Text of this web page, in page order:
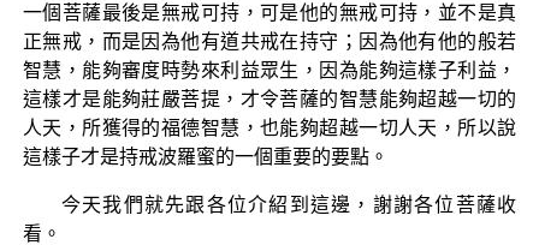
一個菩薩最後是無戒可持，可是他的無戒可持，並不是真
正無戒，而是因為他有道共戒在持守；因為他有他的般若
智慧，能夠審度時勢來利益眾生，因為能夠這樣子利益，
這樣才是能夠莊嚴菩提，才令菩薩的智慧能夠超越一切的
人天，所獲得的福德智慧，也能夠超越一切人天，所以說
這樣子才是持戒波羅蜜的一個重要的要點。
今天我們就先跟各位介紹到這邊，謝謝各位菩薩收
看。